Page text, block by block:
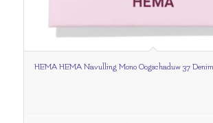
HEMA HEMA Navulling Mono Oogschaduw 37